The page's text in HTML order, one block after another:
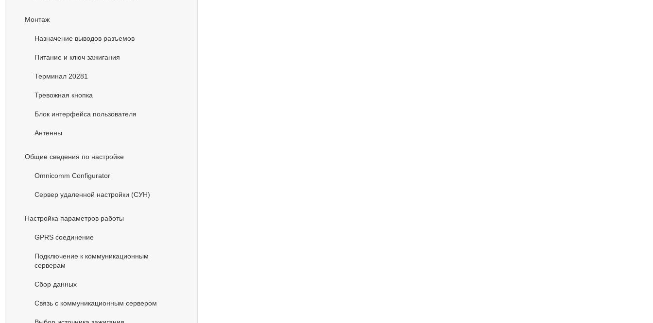
Монтаж
Назначение выводов разъемов
Питание и ключ зажигания
Терминал 20281
Тревожная кнопка
Блок интерфейса пользователя
Антенны
Общие сведения по настройке
Omnicomm Configurator
Сервер удаленной настройки (СУН)
Настройка параметров работы
GPRS соединение
Подключение к коммуникационным
серверам
Сбор данных
Связь с коммуникационным сервером